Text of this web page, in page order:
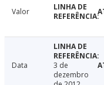
Valor
Data
3 de
dezembro